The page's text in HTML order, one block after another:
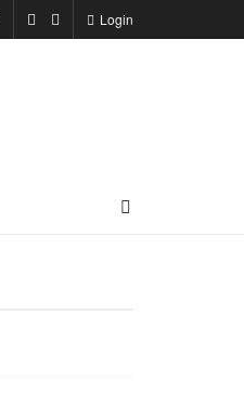
Login